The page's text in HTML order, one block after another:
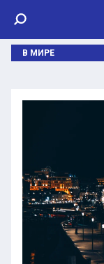
В МИРЕ